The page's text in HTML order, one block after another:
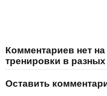
Комментариев нет
тренировки в
Оставить